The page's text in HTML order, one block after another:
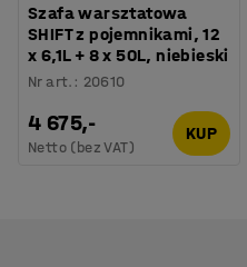
Szafa warsztatowa
SHIFT z pojemnikami, 12
x 6,1L + 8 x 50L, niebieski
Nr art. : 20610
4 675,-
Netto (bez VAT)
KUP